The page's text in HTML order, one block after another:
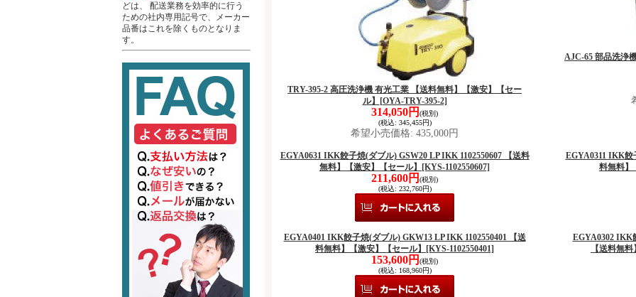
どは、 配送業務を効率的に行う
ための社内専用記号で、メーカー
品番はこれを除くものとなりま
す。
TRY-395-2 高圧洗浄機 有光工業 【送料無料】【激安】【セー
ル】
[OYA-TRY-395-2]
314,050円 (税別)
(税込: 345,455円)
希望小売価格: 435,000円
AJC-65 部品洗浄
EGYA0631 IKK餃子焼(ダブル) GSW20 LP IKK 1102550607 【送料
無料】【激安】【セール】
[KYS-1102550607]
211,600円 (税別)
(税込: 232,760円)
EGYA0311 IKK餃
料無料】
EGYA0401 IKK餃子焼(ダブル) GKW13 LP IKK 1102550401 【送
料無料】【激安】【セール】
[KYS-1102550401]
153,600円 (税別)
(税込: 168,960円)
EGYA0302 IKK
【送料無